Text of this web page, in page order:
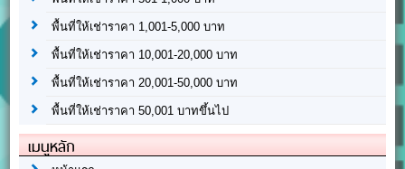
พื้นที่ให้เช่าราคา 1,001-5,000 บาท
พื้นที่ให้เช่าราคา 10,001-20,000 บาท
พื้นที่ให้เช่าราคา 20,001-50,000 บาท
พื้นที่ให้เช่าราคา 50,001 บาทขึ้นไป
เมนูหลัก